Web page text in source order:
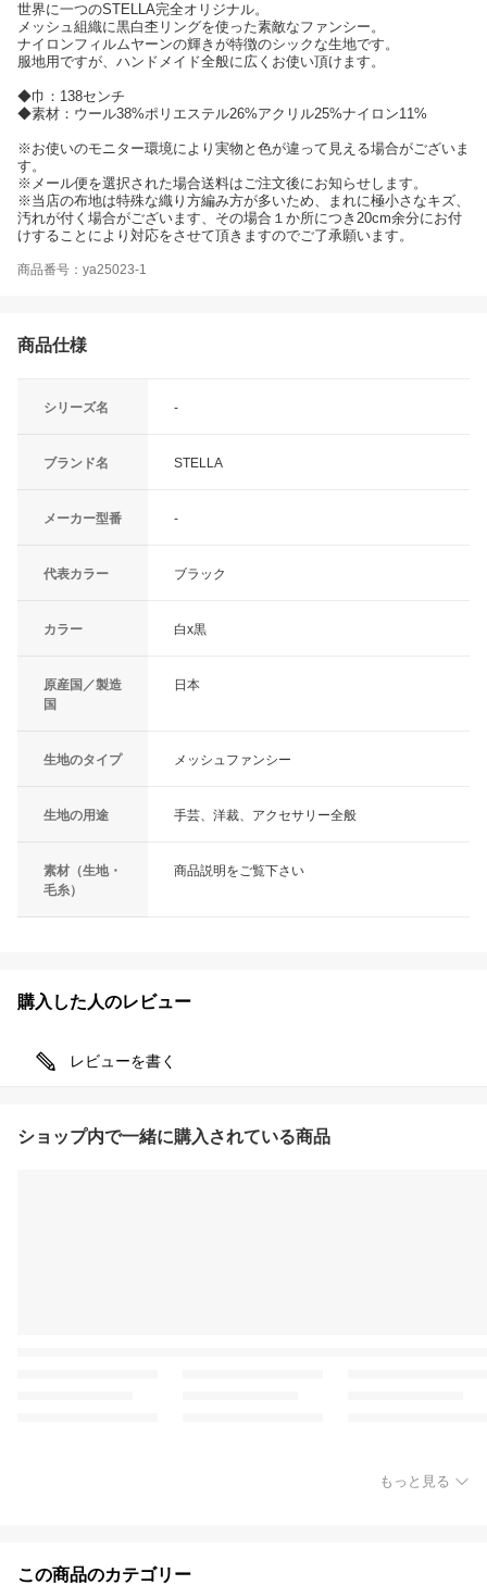
世界に一つのSTELLA完全オリジナル。
メッシュ組織に黒白杢リングを使った素敵なファンシー。
ナイロンフィルムヤーンの輝きが特徴のシックな生地です。
服地用ですが、ハンドメイド全般に広くお使い頂けます。
◆巾：138センチ
◆素材：ウール38%ポリエステル26%アクリル25%ナイロン11%
※お使いのモニター環境により実物と色が違って見える場合がございま
す。
※メール便を選択された場合送料はご注文後にお知らせします。
※当店の布地は特殊な織り方編み方が多いため、まれに極小さなキズ、
汚れが付く場合がございます、その場合１か所につき20cm余分にお付
けすることにより対応をさせて頂きますのでご了承願います。
商品番号：ya25023-1
商品仕様
シリーズ名 -
ブランド名 STELLA
メーカー型番 -
代表カラー ブラック
カラー 白x黒
原産国／製造
国
日本
生地のタイプ メッシュファンシー
生地の用途 手芸、洋裁、アクセサリー全般
素材（生地・
毛糸）
商品説明をご覧下さい
購入した人のレビュー
レビューを書く
ショップ内で一緒に購入されている商品
もっと見る
この商品のカテゴリー